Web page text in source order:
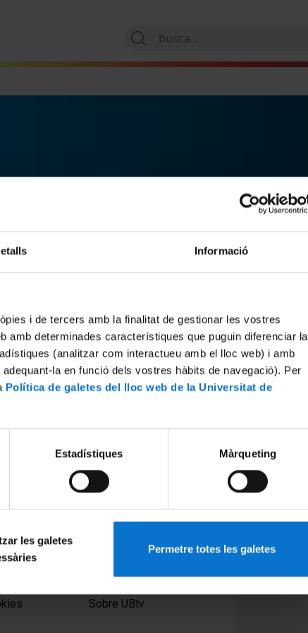
Informació
i de tercers amb la finalitat de gestionar les vostres
amb determinades característiques que puguin diferenciar la
(analitzar com interactueu amb el lloc web) i amb
la en funció dels vostres hàbits de navegació). Per
Política de galetes del lloc web de la Universitat de
Estadístiques Màrqueting
les galetes
Permetre totes les galetes
PEU 2
Sobre UBtv
PEU 3